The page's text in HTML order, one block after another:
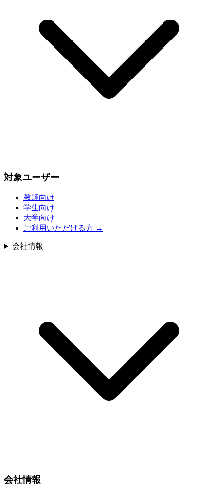
対象ユーザー
教師向け
学生向け
大学向け
ご利用いただける方 →
会社情報
会社情報